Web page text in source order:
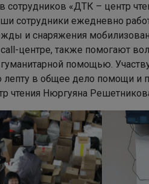
сотрудников «ДТК – центр
сотрудники ежедневно
и снаряжения
центре, также помогают
помощью.
лепту в общее дело помощи и
чтения Нюргуяна